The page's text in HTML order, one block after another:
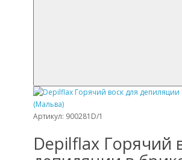
Артикул: 900281D/1
Depilflax Горячий